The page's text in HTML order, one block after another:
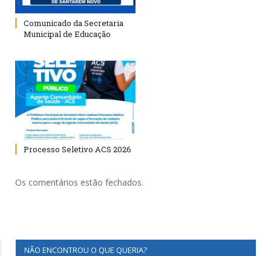
Comunicado da Secretaria
Municipal de Educação
Processo Seletivo ACS 2026
Os comentários estão fechados.
NÃO ENCONTROU O QUE QUERIA?